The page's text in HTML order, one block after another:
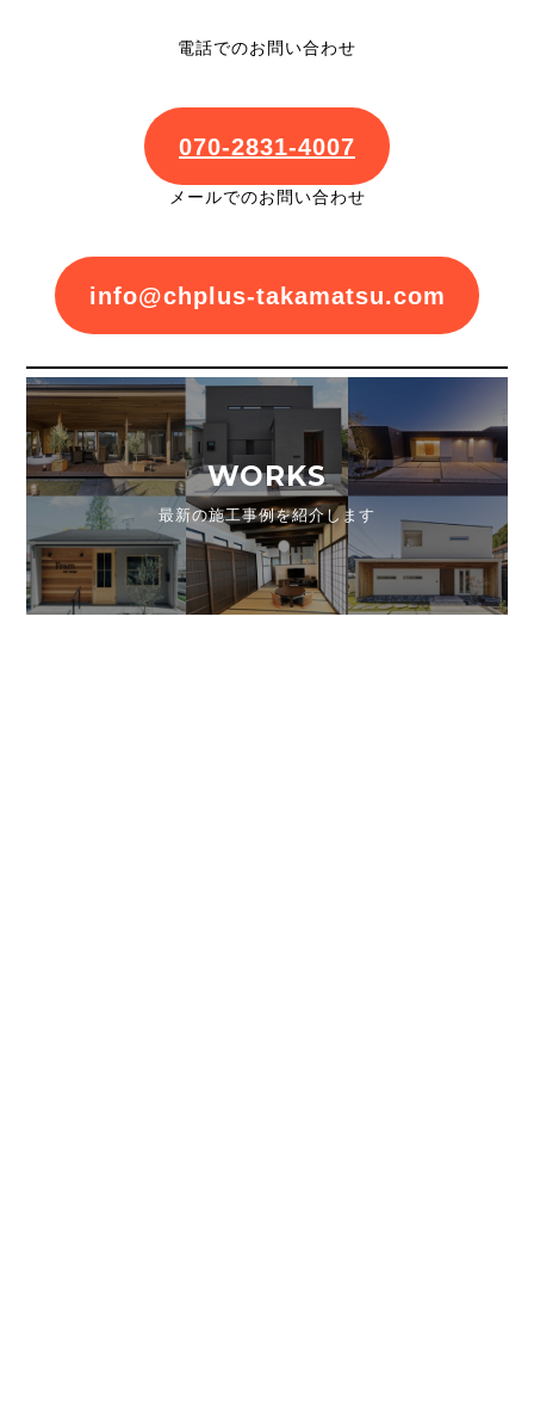
電話でのお問い合わせ
070-2831-4007
メールでのお問い合わせ
info@chplus-takamatsu.com
WORKS
最新の施工事例を紹介します